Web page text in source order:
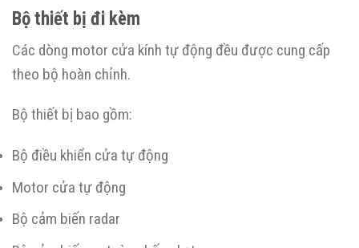
Bộ thiết bị đi kèm
Các dòng motor cửa kính tự động đều được cung cấp
theo bộ hoàn chỉnh.
Bộ thiết bị bao gồm:
Bộ điều khiển cửa tự động
Motor cửa tự động
Bộ cảm biến radar